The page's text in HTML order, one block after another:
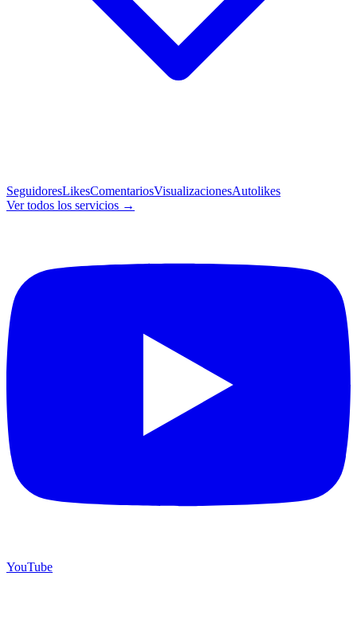
SeguidoresLikesComentariosVisualizacionesAutolikes
Ver todos los servicios →
YouTube